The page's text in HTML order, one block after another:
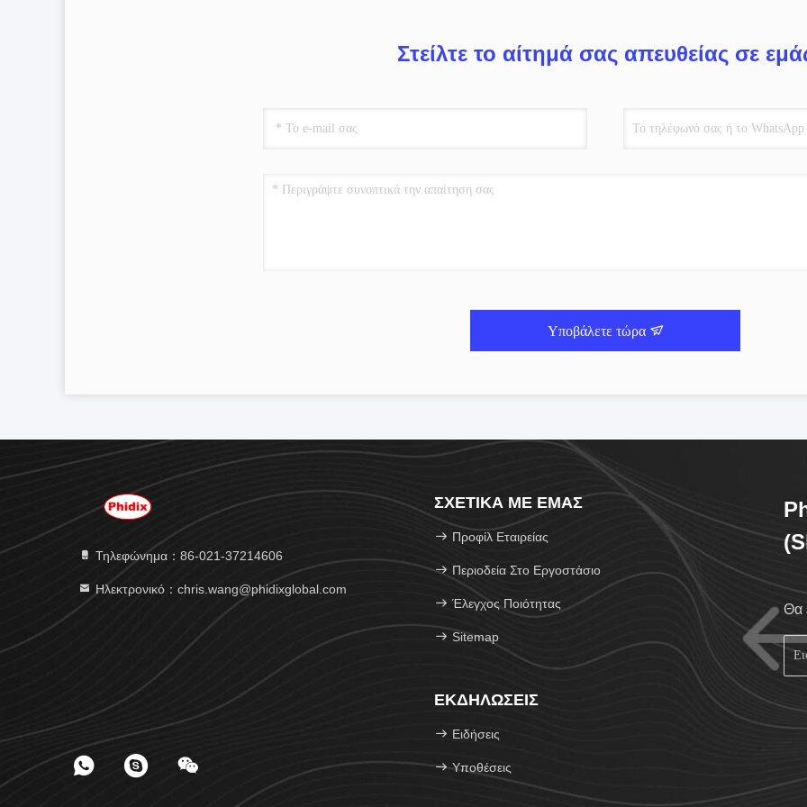
Στείλτε το αίτημά σας απευθείας σε
Υποβάλετε τώρα
Τηλεφώνημα：86-021-37214606
Ηλεκτρονικό：chris.wang@phidixglobal.com
ΣΧΕΤΙΚΆ ΜΕ ΕΜΆΣ
Προφίλ Εταιρείας
Περιοδεία Στο Εργοστάσιο
Έλεγχος Ποιότητας
Sitemap
ΕΚΔΗΛΏΣΕΙΣ
Ειδήσεις
Υποθέσεις
Θα